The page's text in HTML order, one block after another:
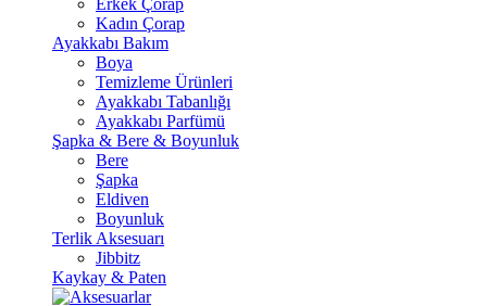
Erkek Çorap
Kadın Çorap
Ayakkabı Bakım
Boya
Temizleme Ürünleri
Ayakkabı Tabanlığı
Ayakkabı Parfümü
Şapka & Bere & Boyunluk
Bere
Şapka
Eldiven
Boyunluk
Terlik Aksesuarı
Jibbitz
Kaykay & Paten